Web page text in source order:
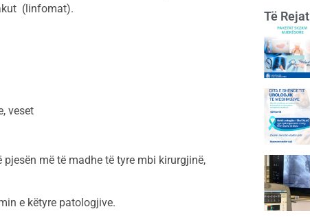
(linfomat).
veset
më të madhe të tyre mbi kirurgjinë,
e këtyre patologjive.
Të Rejat